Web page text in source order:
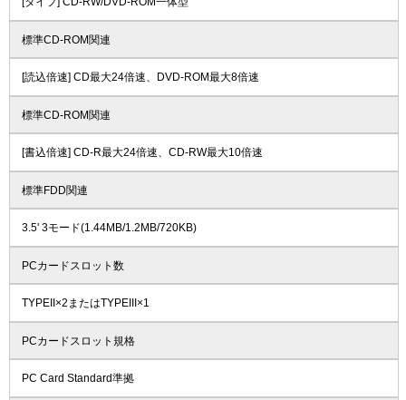
標準CD-ROM関連
[読込倍速] CD最大24倍速、DVD-ROM最大8倍速
標準CD-ROM関連
[書込倍速] CD-R最大24倍速、CD-RW最大10倍速
標準FDD関連
3.5' 3モード(1.44MB/1.2MB/720KB)
PCカードスロット数
TYPEII×2またはTYPEIII×1
PCカードスロット規格
PC Card Standard準拠